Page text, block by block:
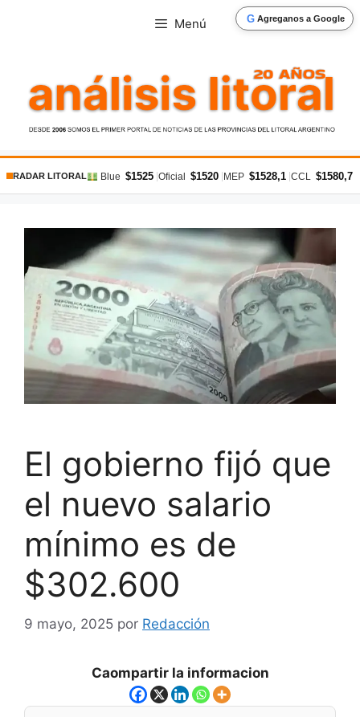
G Agreganos a Google
Menú
RADAR LITORAL Blue $1525 Oficial $1520 MEP $1528,1 CCL $1580,7
El gobierno fijó que
el nuevo salario
mínimo es de
$302.600
9 mayo, 2025 por Redacción
Caompartir la informacion